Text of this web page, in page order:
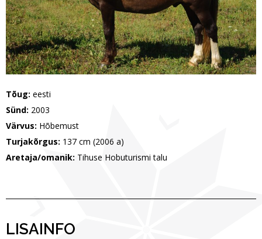
Tõug: eesti
Sünd: 2003
Värvus: Hõbemust
Turjakõrgus: 137 cm (2006 a)
Aretaja/omanik: Tihuse Hobuturismi talu
LISAINFO